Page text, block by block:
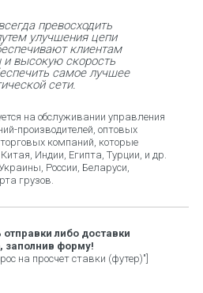
превосходить
улучшения цепи
клиентам
высокую скорость
самое лучшее
сети.
на обслуживании управления
производителей, оптовых
компаний, которые
Индии, Египта, Турции, и др.
России, Беларуси,
грузов.
либо доставки
заполнив форму!
на просчет ставки (футер)"]